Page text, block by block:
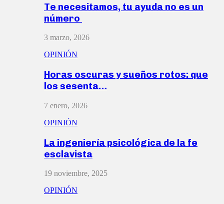
Te necesitamos, tu ayuda no es un
número
3 marzo, 2026
OPINIÓN
Horas oscuras y sueños rotos: que
los sesenta…
7 enero, 2026
OPINIÓN
La ingeniería psicológica de la fe
esclavista
19 noviembre, 2025
OPINIÓN